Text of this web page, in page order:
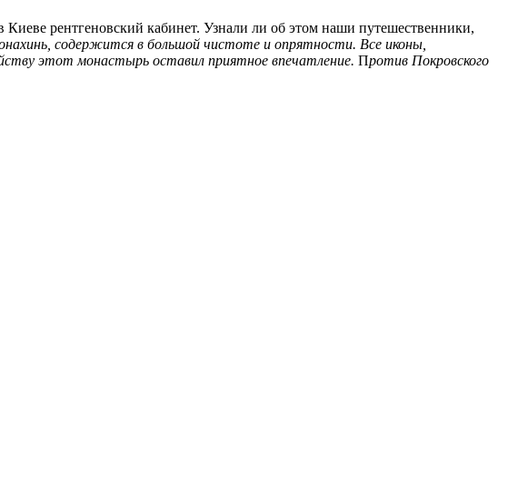
рентгеновский кабинет. Узнали ли об этом наши путешественники,
содержится в большой чистоте и опрятности. Все иконы,
этот монастырь оставил приятное впечатление. Против Покровского